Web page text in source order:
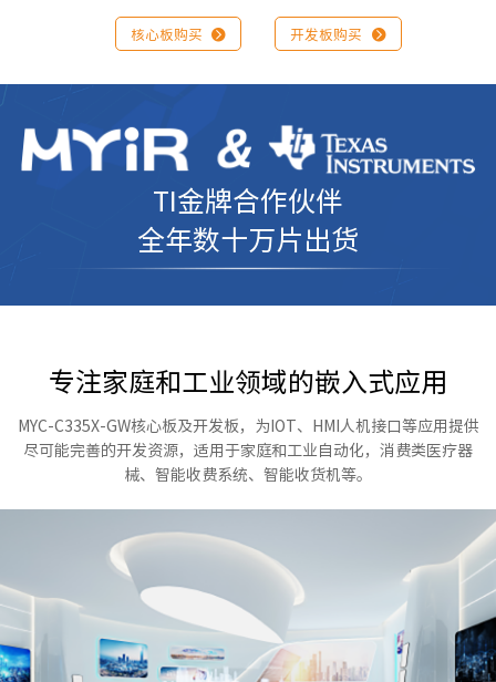
核心板购买  开发板购买 
TI金牌合作伙伴
全年数十万片出货
专注家庭和工业领域的嵌入式应用
MYC-C335X-GW核心板及开发板，为IOT、HMI人机接口等应用提供
尽可能完善的开发资源，适用于家庭和工业自动化，消费类医疗器
械、智能收费系统、智能收货机等。